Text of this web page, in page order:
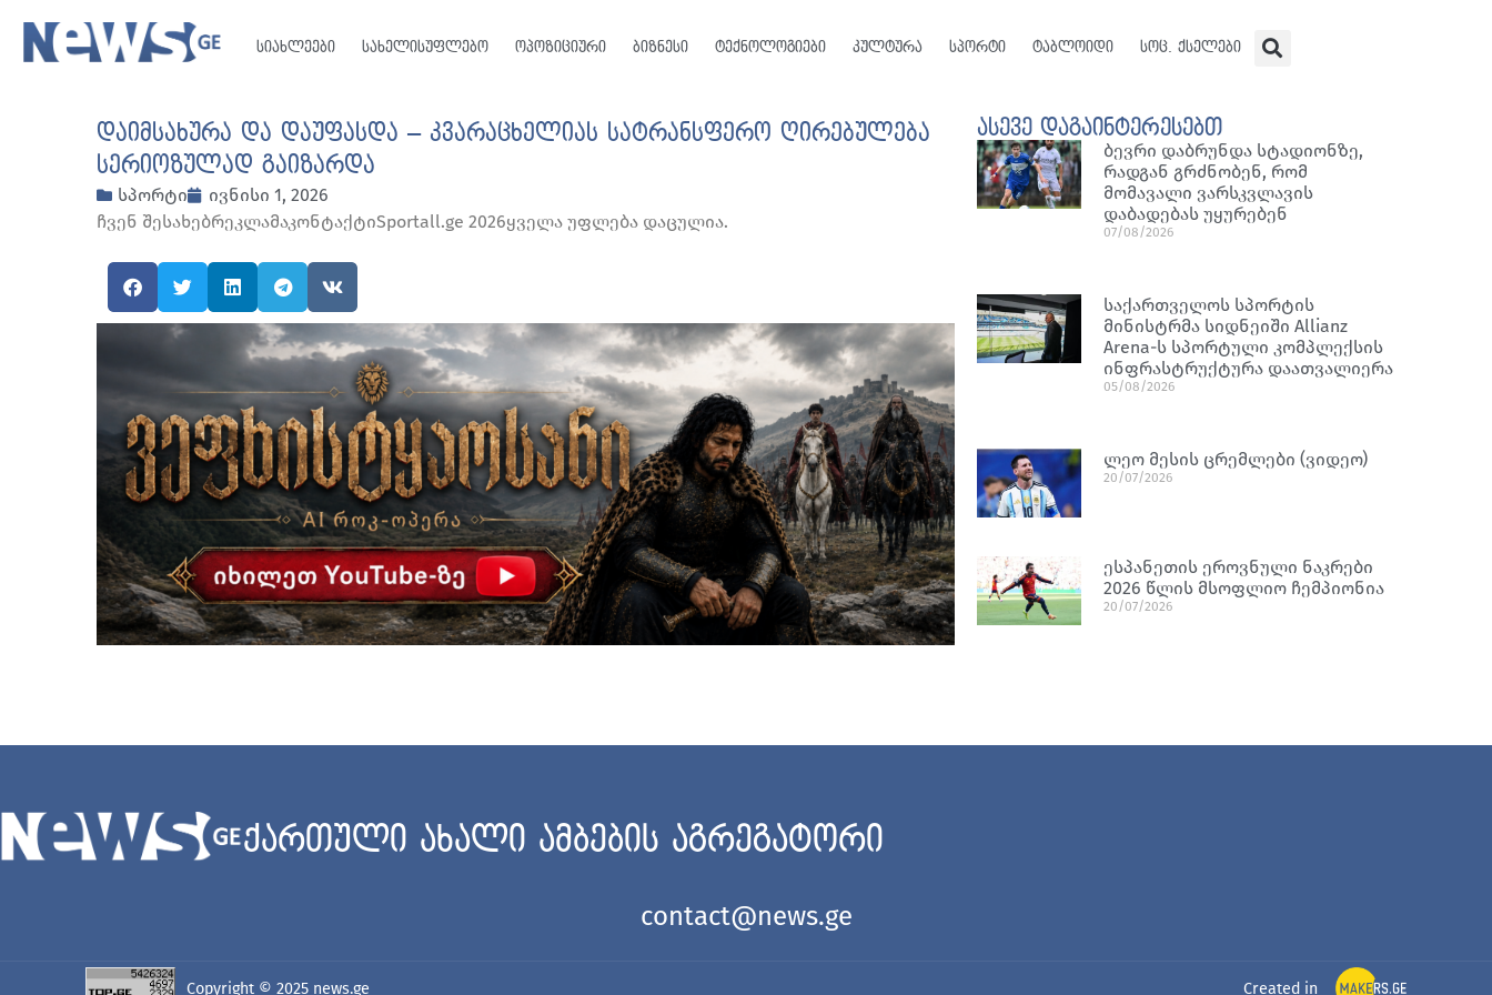
სიახლეები სახელისუფლებო ოპოზიციური ბიზნესი ტექნოლოგიები კულტურა სპორტი ტაბლოიდი სოც. ქსელები
დაიმსახურა და დაუფასდა – კვარაცხელიას სატრანსფერო ღირებულება
სერიოზულად გაიზარდა
სპორტი
ივნისი 1, 2026
ჩვენ შესახებრეკლამაკონტაქტიSportall.ge 2026ყველა უფლება დაცულია.
ასევე დაგაინტერესებთ
ბევრი დაბრუნდა სტადიონზე,
რადგან გრძნობენ, რომ
მომავალი ვარსკვლავის
დაბადებას უყურებენ
07/08/2026
საქართველოს სპორტის
მინისტრმა სიდნეიში Allianz
Arena-ს სპორტული კომპლექსის
ინფრასტრუქტურა დაათვალიერა
05/08/2026
ლეო მესის ცრემლები (ვიდეო)
20/07/2026
ესპანეთის ეროვნული ნაკრები
2026 წლის მსოფლიო ჩემპიონია
20/07/2026
ქართული ახალი ამბების აგრეგატორი
contact@news.ge
Copyright © 2025 news.ge Created in